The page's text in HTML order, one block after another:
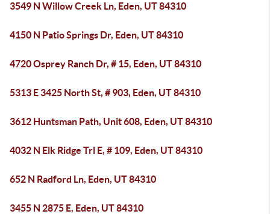
3549 N Willow Creek Ln, Eden, UT 84310
4150 N Patio Springs Dr, Eden, UT 84310
4720 Osprey Ranch Dr, # 15, Eden, UT 84310
5313 E 3425 North St, # 903, Eden, UT 84310
3612 Huntsman Path, Unit 608, Eden, UT 84310
4032 N Elk Ridge Trl E, # 109, Eden, UT 84310
652 N Radford Ln, Eden, UT 84310
3455 N 2875 E, Eden, UT 84310